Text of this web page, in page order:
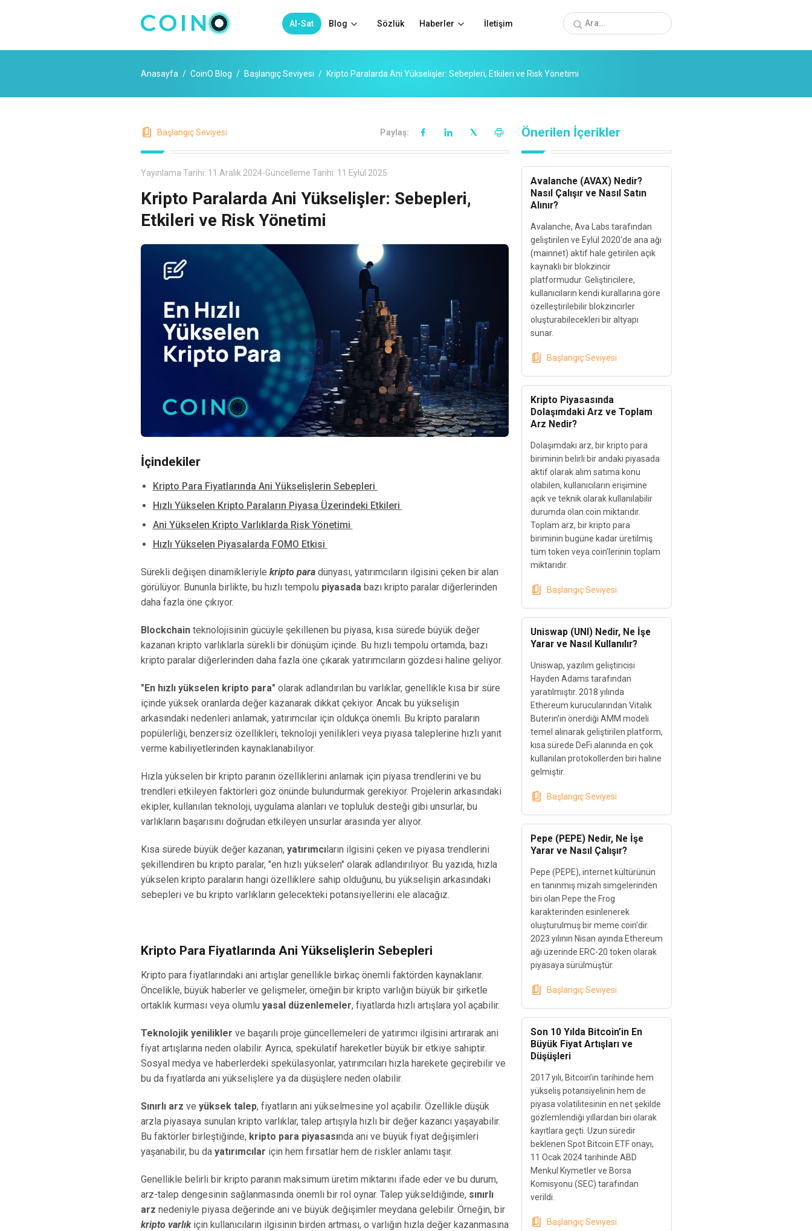
Al-Sat Blog Sözlük Haberler İletişim
Anasayfa CoinO Blog Başlangıç Seviyesi Kripto Paralarda Ani Yükselişler: Sebepleri, Etkileri ve Risk Yönetimi
Başlangıç Seviyesi Paylaş:
Yayınlama Tarihi: 11 Aralık 2024-Güncelleme Tarihi: 11 Eylül 2025
Kripto Paralarda Ani Yükselişler: Sebepleri,
Etkileri ve Risk Yönetimi
İçindekiler
Kripto Para Fiyatlarında Ani Yükselişlerin Sebepleri
Hızlı Yükselen Kripto Paraların Piyasa Üzerindeki Etkileri
Ani Yükselen Kripto Varlıklarda Risk Yönetimi
Hızlı Yükselen Piyasalarda FOMO Etkisi
Sürekli değişen dinamikleriyle kripto paradünyası, yatırımcıların ilgisini çeken bir alan
görülüyor. Bununla birlikte, bu hızlı tempolu piyasada bazı kripto paralar diğerlerinden
daha fazla öne çıkıyor.
Blockchain teknolojisinin gücüyle şekillenen bu piyasa, kısa sürede büyük değer
kazanan kripto varlıklarla sürekli bir dönüşüm içinde. Bu hızlı tempolu ortamda, bazı
kripto paralar diğerlerinden daha fazla öne çıkarak yatırımcıların gözdesi haline geliyor.
"En hızlı yükselen kripto para" olarak adlandırılan bu varlıklar, genellikle kısa bir süre
içinde yüksek oranlarda değer kazanarak dikkat çekiyor. Ancak bu yükselişin
arkasındaki nedenleri anlamak, yatırımcılar için oldukça önemli. Bu kripto paraların
popülerliği, benzersiz özellikleri, teknoloji yenilikleri veya piyasa taleplerine hızlı yanıt
verme kabiliyetlerinden kaynaklanabiliyor.
Hızla yükselen bir kripto paranın özelliklerini anlamak için piyasa trendlerini ve bu
trendleri etkileyen faktörleri göz önünde bulundurmak gerekiyor. Projelerin arkasındaki
ekipler, kullanılan teknoloji, uygulama alanları ve topluluk desteği gibi unsurlar, bu
varlıkların başarısını doğrudan etkileyen unsurlar arasında yer alıyor.
Kısa sürede büyük değer kazanan, yatırımcıların ilgisini çeken ve piyasa trendlerini
şekillendiren bu kripto paralar, "en hızlı yükselen" olarak adlandırılıyor. Bu yazıda, hızla
yükselen kripto paraların hangi özelliklere sahip olduğunu, bu yükselişin arkasındaki
sebepleri ve bu kripto varlıkların gelecekteki potansiyellerini ele alacağız.
Kripto Para Fiyatlarında Ani Yükselişlerin Sebepleri
Kripto para fiyatlarındaki ani artışlar genellikle birkaç önemli faktörden kaynaklanır.
Öncelikle, büyük haberler ve gelişmeler, örneğin bir kripto varlığın büyük bir şirketle
ortaklık kurması veya olumlu yasal düzenlemeler, fiyatlarda hızlı artışlara yol açabilir.
Teknolojik yenilikler ve başarılı proje güncellemeleri de yatırımcı ilgisini artırarak ani
fiyat artışlarına neden olabilir. Ayrıca, spekülatif hareketler büyük bir etkiye sahiptir.
Sosyal medya ve haberlerdeki spekülasyonlar, yatırımcıları hızla harekete geçirebilir ve
bu da fiyatlarda ani yükselişlere ya da düşüşlere neden olabilir.
Sınırlı arz ve yüksek talep, fiyatların ani yükselmesine yol açabilir. Özellikle düşük
arzla piyasaya sunulan kripto varlıklar, talep artışıyla hızlı bir değer kazancı yaşayabilir.
Bu faktörler birleştiğinde, kripto para piyasasında ani ve büyük fiyat değişimleri
yaşanabilir, bu da yatırımcılar için hem fırsatlar hem de riskler anlamı taşır.
Genellikle belirli bir kripto paranın maksimum üretim miktarını ifade eder ve bu durum,
arz-talep dengesinin sağlanmasında önemli bir rol oynar. Talep yükseldiğinde,sınırlı
arz nedeniyle piyasa değerinde ani ve büyük değişimler meydana gelebilir. Örneğin, bir
kripto varlıkiçin kullanıcıların ilgisinin birden artması, o varlığın hızla değer kazanmasına
Önerilen İçerikler
Avalanche (AVAX) Nedir?
Nasıl Çalışır ve Nasıl Satın
Alınır?
Avalanche, Ava Labs tarafından
geliştirilen ve Eylül 2020'de ana ağı
(mainnet) aktif hale getirilen açık
kaynaklı bir blokzincir
platformudur. Geliştiricilere,
kullanıcıların kendi kurallarına göre
özelleştirilebilir blokzincirler
oluşturabilecekleri bir altyapı
sunar.
Başlangıç Seviyesi
Kripto Piyasasında
Dolaşımdaki Arz ve Toplam
Arz Nedir?
Dolaşımdaki arz, bir kripto para
biriminin belirli bir andaki piyasada
aktif olarak alım satıma konu
olabilen, kullanıcıların erişimine
açık ve teknik olarak kullanılabilir
durumda olan coin miktarıdır.
Toplam arz, bir kripto para
biriminin bugüne kadar üretilmiş
tüm token veya coin'lerinin toplam
miktarıdır.
Başlangıç Seviyesi
Uniswap (UNI) Nedir, Ne İşe
Yarar ve Nasıl Kullanılır?
Uniswap, yazılım geliştiricisi
Hayden Adams tarafından
yaratılmıştır. 2018 yılında
Ethereum kurucularından Vitalik
Buterin’in önerdiği AMM modeli
temel alınarak geliştirilen platform,
kısa sürede DeFi alanında en çok
kullanılan protokollerden biri haline
gelmiştir.
Başlangıç Seviyesi
Pepe (PEPE) Nedir, Ne İşe
Yarar ve Nasıl Çalışır?
Pepe (PEPE), internet kültürünün
en tanınmış mizah simgelerinden
biri olan Pepe the Frog
karakterinden esinlenerek
oluşturulmuş bir meme coin'dir.
2023 yılının Nisan ayında Ethereum
ağı üzerinde ERC-20 token olarak
piyasaya sürülmüştür.
Başlangıç Seviyesi
Son 10 Yılda Bitcoin’in En
Büyük Fiyat Artışları ve
Düşüşleri
2017 yılı, Bitcoin’in tarihinde hem
yükseliş potansiyelinin hem de
piyasa volatilitesinin en net şekilde
gözlemlendiği yıllardan biri olarak
kayıtlara geçti. Uzun süredir
beklenen Spot Bitcoin ETF onayı,
11 Ocak 2024 tarihinde ABD
Menkul Kıymetler ve Borsa
Komisyonu (SEC) tarafından
verildi.
Başlangıç Seviyesi